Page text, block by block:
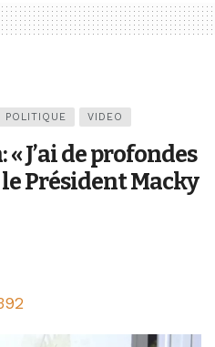
POLITIQUE VIDEO
J’ai de profondes
Président Macky